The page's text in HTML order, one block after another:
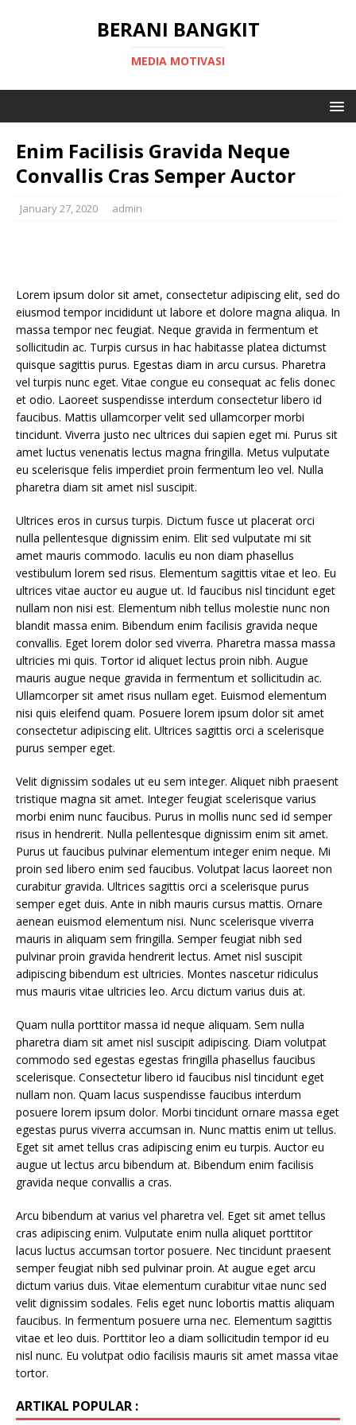
BERANI BANGKIT
MEDIA MOTIVASI
Enim Facilisis Gravida Neque
Convallis Cras Semper Auctor
January 27, 2020 admin
Lorem ipsum dolor sit amet, consectetur adipiscing elit, sed do
eiusmod tempor incididunt ut labore et dolore magna aliqua. In
massa tempor nec feugiat. Neque gravida in fermentum et
sollicitudin ac. Turpis cursus in hac habitasse platea dictumst
quisque sagittis purus. Egestas diam in arcu cursus. Pharetra
vel turpis nunc eget. Vitae congue eu consequat ac felis donec
et odio. Laoreet suspendisse interdum consectetur libero id
faucibus. Mattis ullamcorper velit sed ullamcorper morbi
tincidunt. Viverra justo nec ultrices dui sapien eget mi. Purus sit
amet luctus venenatis lectus magna fringilla. Metus vulputate
eu scelerisque felis imperdiet proin fermentum leo vel. Nulla
pharetra diam sit amet nisl suscipit.
Ultrices eros in cursus turpis. Dictum fusce ut placerat orci
nulla pellentesque dignissim enim. Elit sed vulputate mi sit
amet mauris commodo. Iaculis eu non diam phasellus
vestibulum lorem sed risus. Elementum sagittis vitae et leo. Eu
ultrices vitae auctor eu augue ut. Id faucibus nisl tincidunt eget
nullam non nisi est. Elementum nibh tellus molestie nunc non
blandit massa enim. Bibendum enim facilisis gravida neque
convallis. Eget lorem dolor sed viverra. Pharetra massa massa
ultricies mi quis. Tortor id aliquet lectus proin nibh. Augue
mauris augue neque gravida in fermentum et sollicitudin ac.
Ullamcorper sit amet risus nullam eget. Euismod elementum
nisi quis eleifend quam. Posuere lorem ipsum dolor sit amet
consectetur adipiscing elit. Ultrices sagittis orci a scelerisque
purus semper eget.
Velit dignissim sodales ut eu sem integer. Aliquet nibh praesent
tristique magna sit amet. Integer feugiat scelerisque varius
morbi enim nunc faucibus. Purus in mollis nunc sed id semper
risus in hendrerit. Nulla pellentesque dignissim enim sit amet.
Purus ut faucibus pulvinar elementum integer enim neque. Mi
proin sed libero enim sed faucibus. Volutpat lacus laoreet non
curabitur gravida. Ultrices sagittis orci a scelerisque purus
semper eget duis. Ante in nibh mauris cursus mattis. Ornare
aenean euismod elementum nisi. Nunc scelerisque viverra
mauris in aliquam sem fringilla. Semper feugiat nibh sed
pulvinar proin gravida hendrerit lectus. Amet nisl suscipit
adipiscing bibendum est ultricies. Montes nascetur ridiculus
mus mauris vitae ultricies leo. Arcu dictum varius duis at.
Quam nulla porttitor massa id neque aliquam. Sem nulla
pharetra diam sit amet nisl suscipit adipiscing. Diam volutpat
commodo sed egestas egestas fringilla phasellus faucibus
scelerisque. Consectetur libero id faucibus nisl tincidunt eget
nullam non. Quam lacus suspendisse faucibus interdum
posuere lorem ipsum dolor. Morbi tincidunt ornare massa eget
egestas purus viverra accumsan in. Nunc mattis enim ut tellus.
Eget sit amet tellus cras adipiscing enim eu turpis. Auctor eu
augue ut lectus arcu bibendum at. Bibendum enim facilisis
gravida neque convallis a cras.
Arcu bibendum at varius vel pharetra vel. Eget sit amet tellus
cras adipiscing enim. Vulputate enim nulla aliquet porttitor
lacus luctus accumsan tortor posuere. Nec tincidunt praesent
semper feugiat nibh sed pulvinar proin. At augue eget arcu
dictum varius duis. Vitae elementum curabitur vitae nunc sed
velit dignissim sodales. Felis eget nunc lobortis mattis aliquam
faucibus. In fermentum posuere urna nec. Elementum sagittis
vitae et leo duis. Porttitor leo a diam sollicitudin tempor id eu
nisl nunc. Eu volutpat odio facilisis mauris sit amet massa vitae
tortor.
ARTIKAL POPULAR :